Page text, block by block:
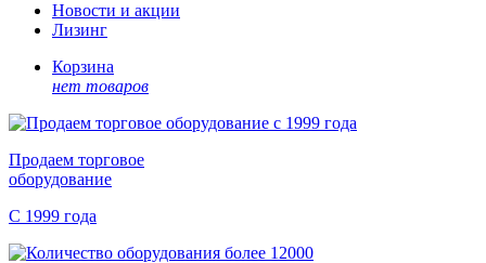
Новости и акции
Лизинг
Корзина
нет товаров
Продаем торговое
оборудование
С 1999 года